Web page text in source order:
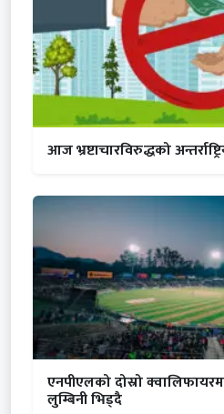
आज भ्रष्टाचारविरुद्धको
एनपीएलको दोस्रो
लुम्बिनी भिड्दै